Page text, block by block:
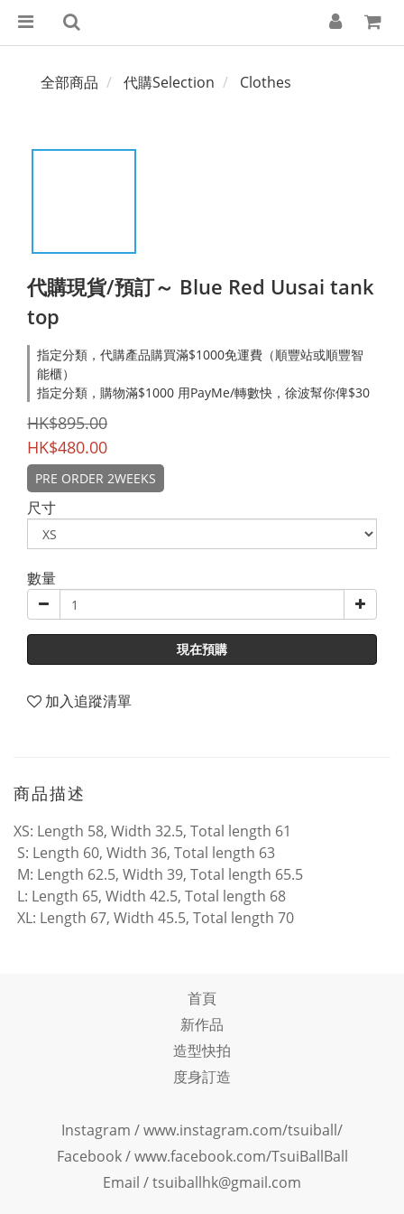
全部商品 代購Selection Clothes
代購現貨/預訂～ Blue Red Uusai tank
top
指定分類，代購產品購買滿$1000免運費（順豐站或順豐智
能櫃）
指定分類，購物滿$1000 用PayMe/轉數快，徐波幫你俾$30
HK$895.00
HK$480.00
PRE ORDER 2WEEKS
尺寸
數量
現在預購
加入追蹤清單
商品描述
XS: Length 58, Width 32.5, Total length 61
S: Length 60, Width 36, Total length 63
M: Length 62.5, Width 39, Total length 65.5
L: Length 65, Width 42.5, Total length 68
XL: Length 67, Width 45.5, Total length 70
首頁
新作品
造型快拍
度身訂造
Instagram /www.instagram.com/tsuiball/
Facebook/www.facebook.com/TsuiBallBall
Email / tsuiballhk@gmail.com